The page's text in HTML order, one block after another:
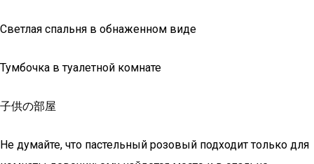
Светлая спальня в обнаженном виде
Тумбочка в туалетной комнате
子供の部屋
Не думайте, что пастельный розовый подходит только для